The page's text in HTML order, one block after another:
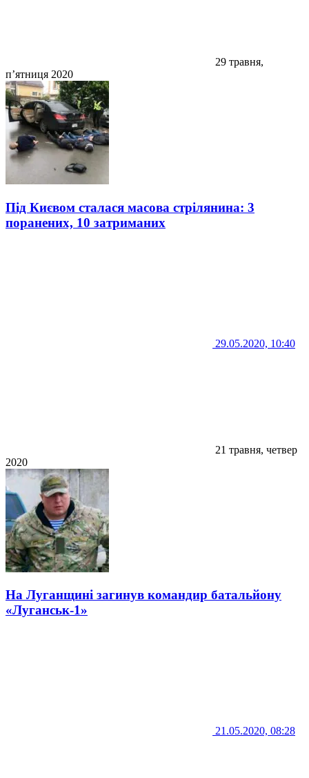
29 травня,
п’ятниця 2020
Під Києвом сталася масова стрілянина: 3
поранених, 10 затриманих
29.05.2020, 10:40
21 травня, четвер
2020
На Луганщині загинув командир батальйону
«Луганськ-1»
21.05.2020, 08:28